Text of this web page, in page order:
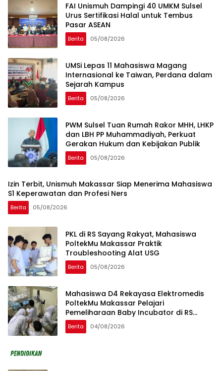
FAI Unismuh Dampingi 40 UMKM Sulsel
Urus Sertifikasi Halal untuk Tembus
Pasar ASEAN
Berita 05/08/2026
UMSi Lepas 11 Mahasiswa Magang
Internasional ke Taiwan, Perdana dalam
Sejarah Kampus
Berita 05/08/2026
PWM Sulsel Tuan Rumah Rakor MHH, LHKP
dan LBH PP Muhammadiyah, Perkuat
Gerakan Hukum dan Kebijakan Publik
Berita 05/08/2026
Izin Terbit, Unismuh Makassar Siap Menerima Mahasiswa
S1 Keperawatan dan Profesi Ners
Berita 05/08/2026
PKL di RS Sayang Rakyat, Mahasiswa
PoltekMu Makassar Praktik
Troubleshooting Alat USG
Berita 05/08/2026
Mahasiswa D4 Rekayasa Elektromedis
PoltekMu Makassar Pelajari
Pemeliharaan Baby Incubator di RS
Unhas
Berita 04/08/2026